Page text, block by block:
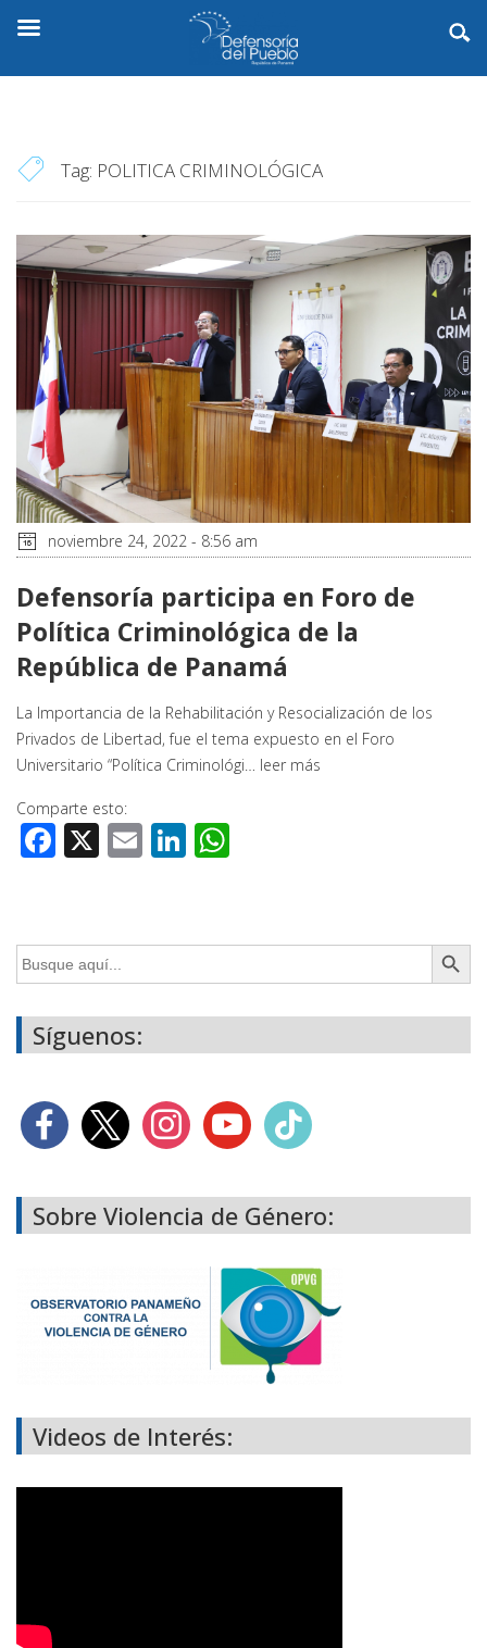
Tag: POLITICA CRIMINOLÓGICA
noviembre 24, 2022 - 8:56 am
Defensoría participa en Foro de
Política Criminológica de la
República de Panamá
La Importancia de la Rehabilitación y Resocialización de los
Privados de Libertad, fue el tema expuesto en el Foro
Universitario “Política Criminológi… leer más
Comparte esto:
Facebook
X EmailLinkedIn
Buscar: Botón de
Síguenos:
Sobre Violencia de Género:
Videos de Interés: